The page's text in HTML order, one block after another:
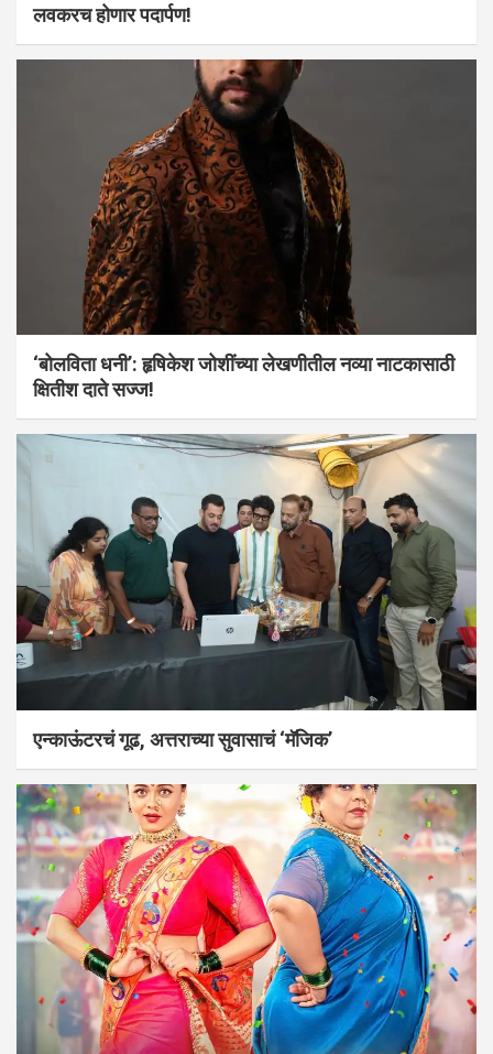
लवकरच होणार पदार्पण!
‘बोलविता धनी’: हृषिकेश जोशींच्या लेखणीतील नव्या नाटकासाठी
क्षितीश दाते सज्ज!
एन्काऊंटरचं गूढ, अत्तराच्या सुवासाचं ‘मॅजिक’